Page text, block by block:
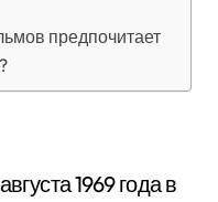
предпочитает
1969 года в